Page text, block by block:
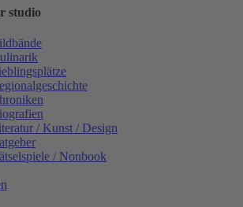
studio
/ Kunst / Design
/ Nonbook